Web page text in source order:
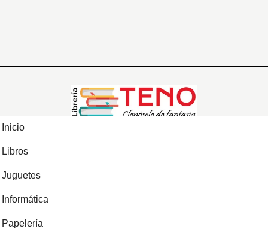
Inicio
Libros
Juguetes
Informática
Papelería